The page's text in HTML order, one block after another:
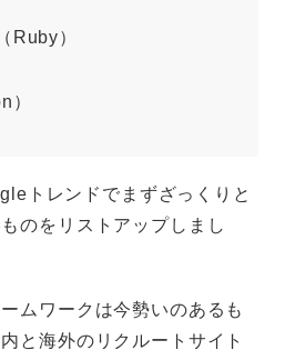
Ruby）
）
トレンドでまずざっくりと
のをリストアップしまし
ムワークは今勢いのあるも
と海外のリクルートサイト